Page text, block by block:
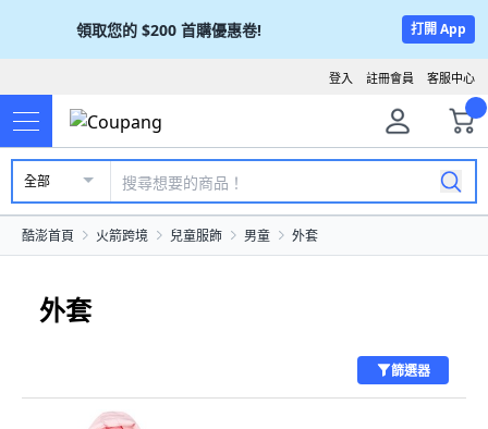
領取您的 $200 首購優惠卷! 打開 App
客服中心
註冊會員
登入
全部
酷澎首頁 火箭跨境 兒童服飾 男童 外套
外套
篩選器